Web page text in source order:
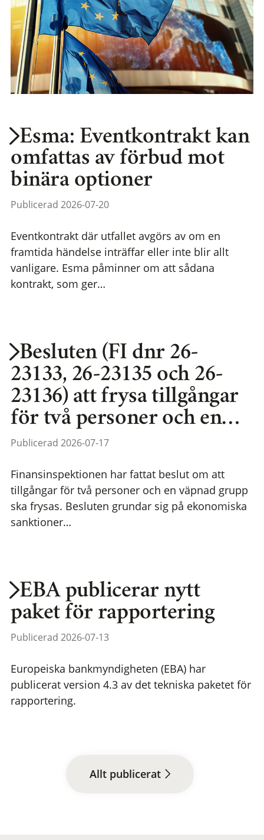
Esma: Eventkontrakt kan
omfattas av förbud mot
binära optioner
Publicerad 2026-07-20
Eventkontrakt där utfallet avgörs av om en
framtida händelse inträffar eller inte blir allt
vanligare. Esma påminner om att sådana
kontrakt, som ger…
Besluten (FI dnr 26-
23133, 26-23135 och 26-
23136) att frysa tillgångar
för två personer och en…
Publicerad 2026-07-17
Finansinspektionen har fattat beslut om att
tillgångar för två personer och en väpnad grupp
ska frysas. Besluten grundar sig på ekonomiska
sanktioner…
EBA publicerar nytt
paket för rapportering
Publicerad 2026-07-13
Europeiska bankmyndigheten (EBA) har
publicerat version 4.3 av det tekniska paketet för
rapportering.
Allt publicerat